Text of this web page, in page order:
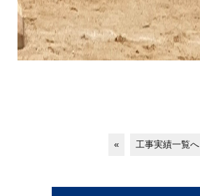
« 工事実績一覧へ